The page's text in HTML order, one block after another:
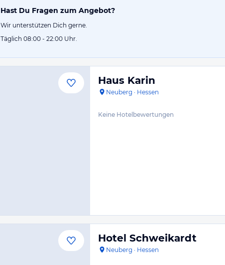
Hast Du Fragen zum Angebot?
Wir unterstützen Dich gerne.
Täglich 08:00 - 22:00 Uhr.
Haus Karin
Neuberg · Hessen
Keine Hotelbewertungen
Hotel Schweikardt
Neuberg · Hessen